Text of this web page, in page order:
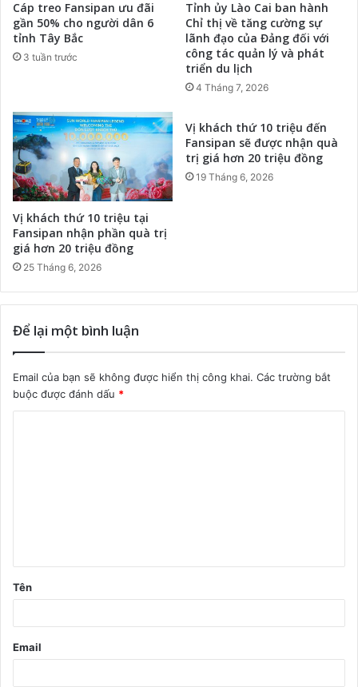
Cáp treo Fansipan ưu đãi
gần 50% cho người dân 6
tỉnh Tây Bắc
3 tuần trước
Tỉnh ủy Lào Cai ban hành
Chỉ thị về tăng cường sự
lãnh đạo của Đảng đối với
công tác quản lý và phát
triển du lịch
4 Tháng 7, 2026
Vị khách thứ 10 triệu tại
Fansipan nhận phần quà trị
giá hơn 20 triệu đồng
25 Tháng 6, 2026
Vị khách thứ 10 triệu đến
Fansipan sẽ được nhận quà
trị giá hơn 20 triệu đồng
19 Tháng 6, 2026
Để lại một bình luận
Email của bạn sẽ không được hiển thị công khai. Các trường bắt
buộc được đánh dấu *
ậ
n
Tên
Email